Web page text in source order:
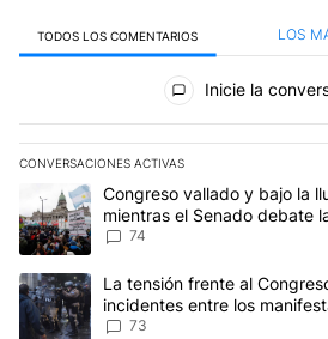
TODOS LOS COMENTARIOS LOS
Todos los comentarios
Inicie la
CONVERSACIONES ACTIVAS
Este listado muestra los artículos con
Un artículo de tendencia con el título
Congreso vallado y bajo la
mientras el Senado debate
Privada
74
Un artículo de tendencia con el título
La tensión frente al
incidentes entre los
73